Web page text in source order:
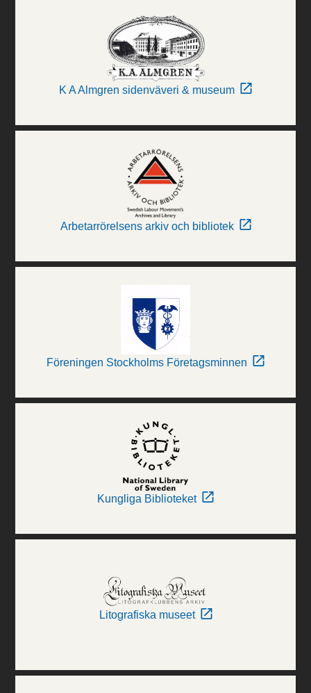
K A Almgren sidenväveri & museum
Arbetarrörelsens arkiv och bibliotek
Föreningen Stockholms Företagsminnen
Kungliga Biblioteket
Litografiska museet